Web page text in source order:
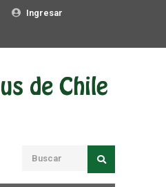
Ingresar